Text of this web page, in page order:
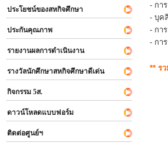
ประโยชน์ของสหกิจศึกษา
ประกันคุณภาพ
รายงานผลการดำเนินงาน
รางวัลนักศึกษาสหกิจศึกษาดีเด่น
กิจกรรม 5ส.
ดาวน์โหลดแบบฟอร์ม
ติดต่อศูนย์ฯ
- กา
- บุค
- กา
- กา
** ร